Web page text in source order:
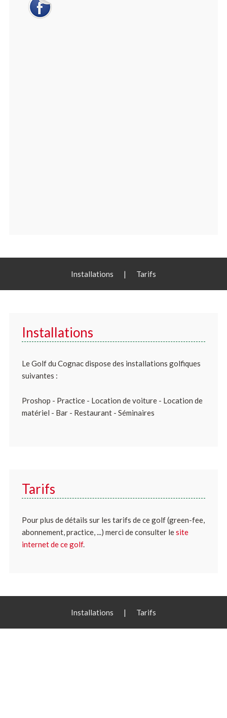
Installations | Tarifs
Installations
Le Golf du Cognac dispose des installations golfiques
suivantes :
Proshop - Practice - Location de voiture - Location de
matériel - Bar - Restaurant - Séminaires
Tarifs
Pour plus de détails sur les tarifs de ce golf (green-fee,
abonnement, practice, ...) merci de consulter lesite
internet de ce golf.
Installations | Tarifs